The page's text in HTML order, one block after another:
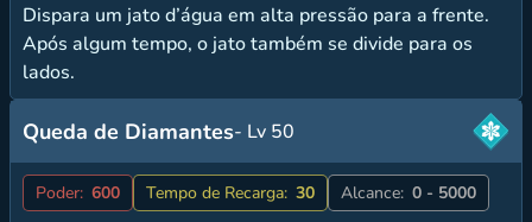
Dispara um jato d’água em alta pressão para a frente.
Após algum tempo, o jato também se divide para os
lados.
Queda de Diamantes- Lv 50
Poder: 600 Tempo de Recarga: 30 Alcance: 0 - 5000